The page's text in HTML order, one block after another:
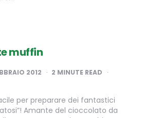
muffin
2012 2 MINUTE READ
per preparare dei fantastici
Amante del cioccolato da